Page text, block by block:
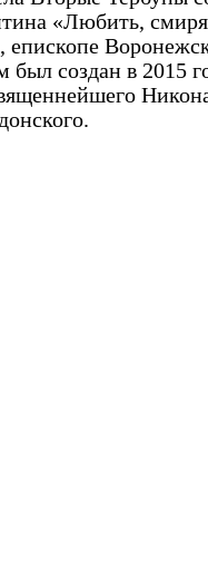
«Любить,
епископе
был создан в 2015